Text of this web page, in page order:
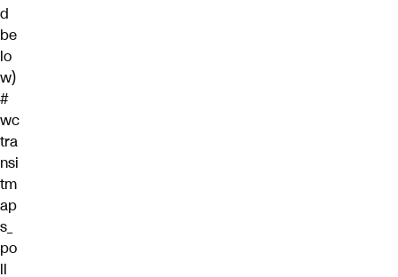
d
be
lo
w)
#
wc
tra
nsi
tm
ap
s_
po
ll